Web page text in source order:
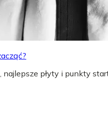
płyty i punkty